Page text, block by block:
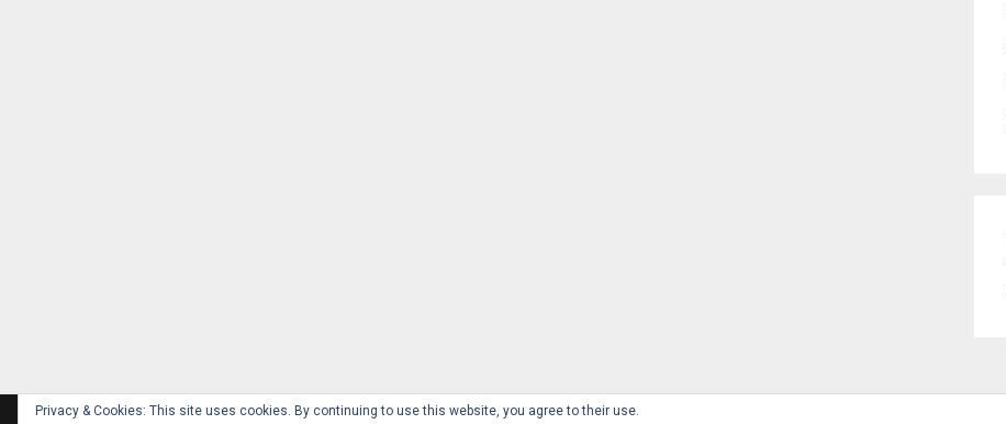
Privacy & Cookies: This site uses cookies. By continuing to use this website, you agree to their use.